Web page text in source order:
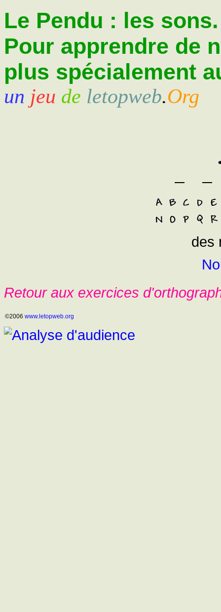
Le Pendu : les sons.
Pour apprendre de
plus spécialement
un jeu de letopweb.Org
des
Retour aux exercices
©2006 www.letopweb.org